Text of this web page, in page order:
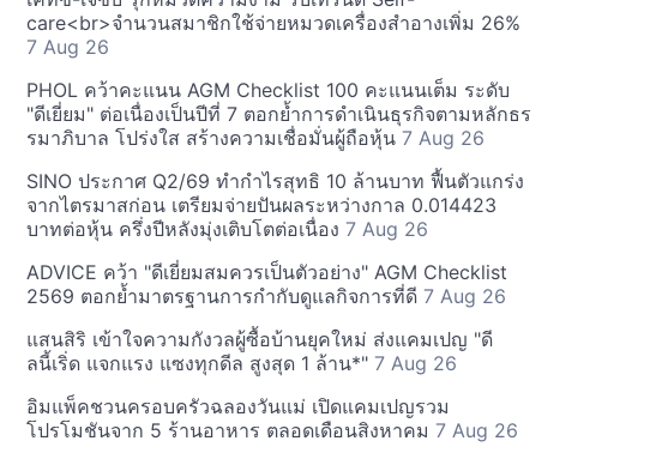
care<br>จำนวนสมาชิกใช้จ่ายหมวดเครื่องสำอางเพิ่ม 26%
7 Aug 26
PHOL คว้าคะแนน AGM Checklist 100 คะแนนเต็ม ระดับ
"ดีเยี่ยม" ต่อเนื่องเป็นปีที่ 7 ตอกย้ำการดำเนินธุรกิจตามหลักธร
รมาภิบาล โปร่งใส สร้างความเชื่อมั่นผู้ถือหุ้น 7 Aug 26
SINO ประกาศ Q2/69 ทำกำไรสุทธิ 10 ล้านบาท ฟื้นตัวแกร่ง
จากไตรมาสก่อน เตรียมจ่ายปันผลระหว่างกาล 0.014423
บาทต่อหุ้น ครึ่งปีหลังมุ่งเติบโตต่อเนื่อง 7 Aug 26
ADVICE คว้า "ดีเยี่ยมสมควรเป็นตัวอย่าง" AGM Checklist
2569 ตอกย้ำมาตรฐานการกำกับดูแลกิจการที่ดี 7 Aug 26
แสนสิริ เข้าใจความกังวลผู้ซื้อบ้านยุคใหม่ ส่งแคมเปญ "ดี
ลนี้เริ่ด แจกแรง แซงทุกดีล สูงสุด 1 ล้าน*" 7 Aug 26
อิมแพ็คชวนครอบครัวฉลองวันแม่ เปิดแคมเปญรวม
โปรโมชันจาก 5 ร้านอาหาร ตลอดเดือนสิงหาคม 7 Aug 26